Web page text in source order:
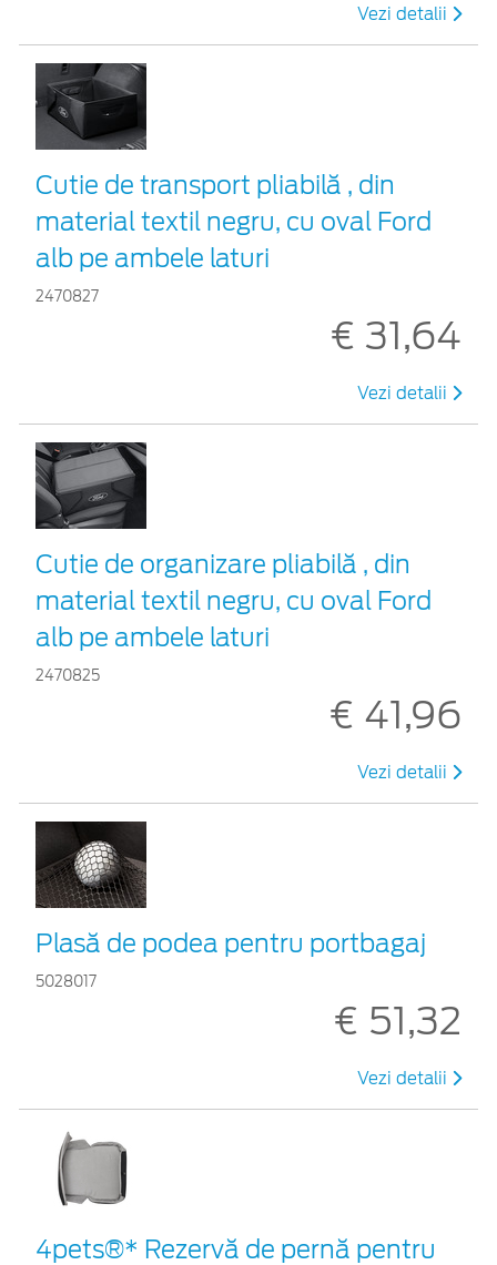
Vezi detalii
Cutie de transport pliabilă , din
material textil negru, cu oval Ford
alb pe ambele laturi
2470827
€ 31,64
Vezi detalii
Cutie de organizare pliabilă , din
material textil negru, cu oval Ford
alb pe ambele laturi
2470825
€ 41,96
Vezi detalii
Plasă de podea pentru portbagaj
5028017
€ 51,32
Vezi detalii
4pets®* Rezervă de pernă pentru